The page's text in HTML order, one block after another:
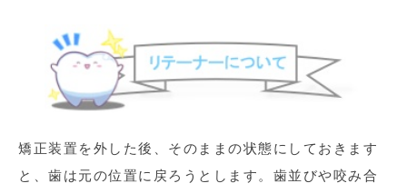
矯正装置を外した後、そのままの状態にしておきます
と、歯は元の位置に戻ろうとします。歯並びや咬み合